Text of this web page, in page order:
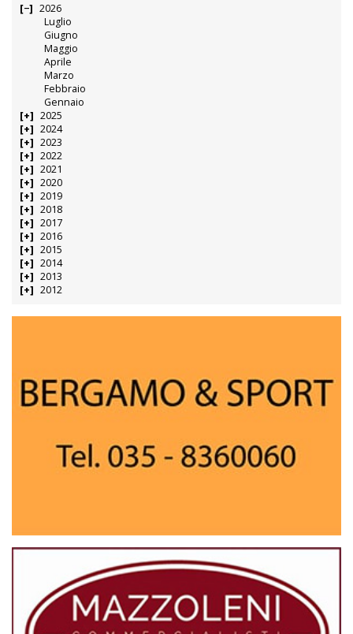
2026
Luglio
Giugno
Maggio
Aprile
Marzo
Febbraio
Gennaio
2025
2024
2023
2022
2021
2020
2019
2018
2017
2016
2015
2014
2013
2012